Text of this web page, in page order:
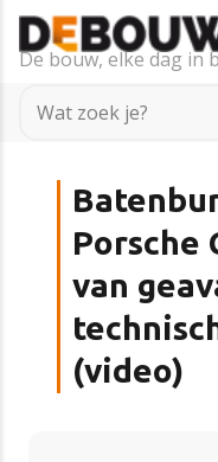
De bouw, elke dag in
Porsche
van
(video)